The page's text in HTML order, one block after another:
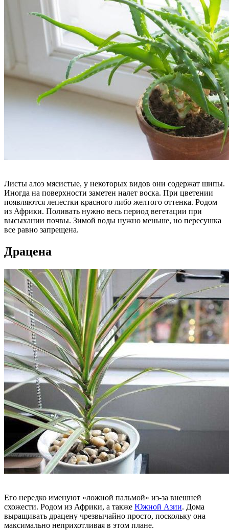
Листы алоэ мясистые, у некоторых видов они содержат шипы.
Иногда на поверхности заметен налет воска. При цветении
появляются лепестки красного либо желтого оттенка. Родом
из Африки. Поливать нужно весь период вегетации при
высыхании почвы. Зимой воды нужно меньше, но пересушка
все равно запрещена.
Драцена
Его нередко именуют «ложной пальмой» из-за внешней
схожести. Родом из Африки, а также Южной Азии. Дома
выращивать драцену чрезвычайно просто, поскольку она
максимально неприхотливая в этом плане.